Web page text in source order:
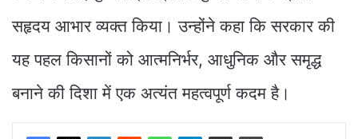
सहृदय आभार व्यक्त किया। उन्होंने कहा कि सरकार की
यह पहल किसानों को आत्मनिर्भर, आधुनिक और समृद्ध
बनाने की दिशा में एक अत्यंत महत्वपूर्ण कदम है।